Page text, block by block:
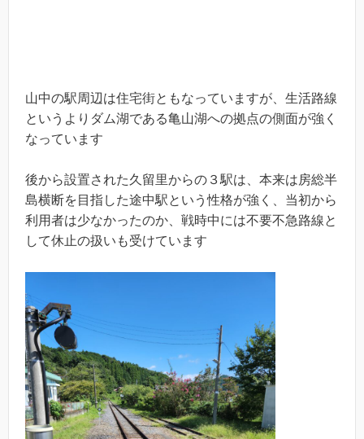
山中の駅周辺は住宅街ともなっていますが、生活路線
というよりダム湖である亀山湖への拠点の側面が強く
なっています
後から設置された久留里からの３駅は、本来は房総半
島横断を目指した途中駅という性格が強く、当初から
利用者は少なかったのか、戦時中には不要不急路線と
して休止の扱いも受けています